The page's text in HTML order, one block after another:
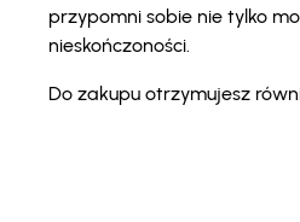
przypomni sobie nie tylko
nieskończoności.
Do zakupu otrzymujesz